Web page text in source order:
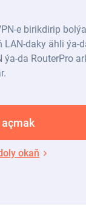
e birikdirip
LAN-daky ähli ýa-
da RouterPro
okaň